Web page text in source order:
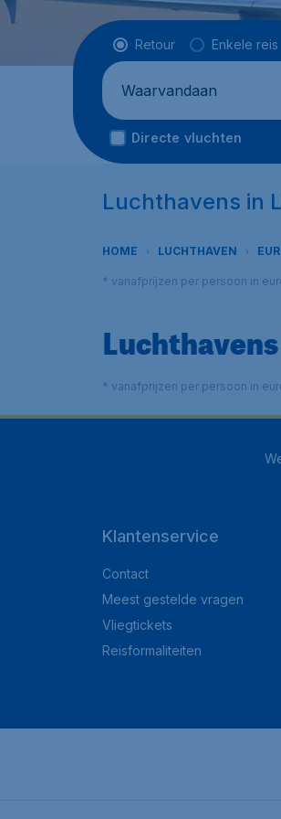
Vluchttype
Retour Enkele reis
Waarvandaan
Directe vluchten
Luchthavens in
HOME LUCHTHAVEN
* vanafprijzen per persoon in
* vanafprijzen per persoon in
Klantenservice
Contact
Meest gestelde vragen
Vliegtickets
Reisformaliteiten